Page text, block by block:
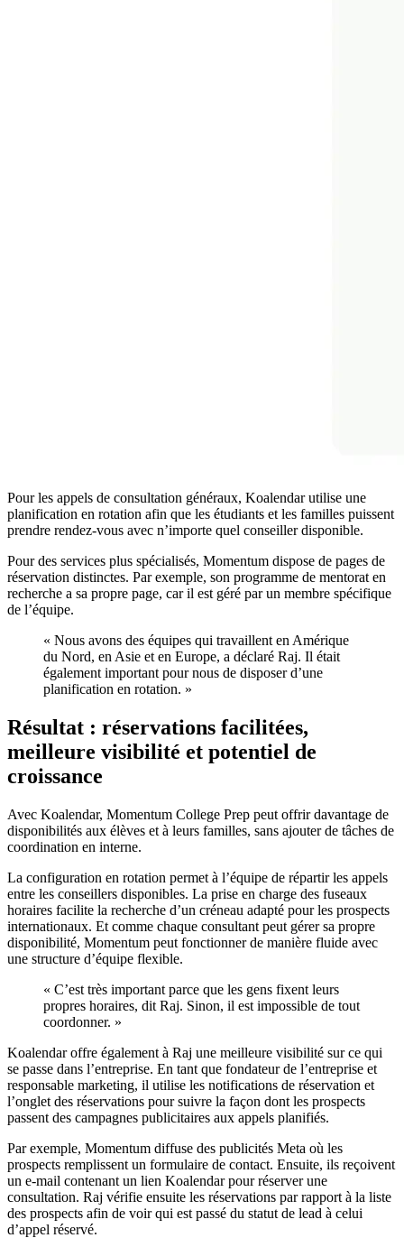
Pour les appels de consultation généraux, Koalendar utilise une
planification en rotation afin que les étudiants et les familles puissent
prendre rendez-vous avec n’importe quel conseiller disponible.
Pour des services plus spécialisés, Momentum dispose de pages de
réservation distinctes. Par exemple, son programme de mentorat en
recherche a sa propre page, car il est géré par un membre spécifique
de l’équipe.
« Nous avons des équipes qui travaillent en Amérique
du Nord, en Asie et en Europe, a déclaré Raj. Il était
également important pour nous de disposer d’une
planification en rotation. »
Résultat : réservations facilitées,
meilleure visibilité et potentiel de
croissance
Avec Koalendar, Momentum College Prep peut offrir davantage de
disponibilités aux élèves et à leurs familles, sans ajouter de tâches de
coordination en interne.
La configuration en rotation permet à l’équipe de répartir les appels
entre les conseillers disponibles. La prise en charge des fuseaux
horaires facilite la recherche d’un créneau adapté pour les prospects
internationaux. Et comme chaque consultant peut gérer sa propre
disponibilité, Momentum peut fonctionner de manière fluide avec
une structure d’équipe flexible.
« C’est très important parce que les gens fixent leurs
propres horaires, dit Raj. Sinon, il est impossible de tout
coordonner. »
Koalendar offre également à Raj une meilleure visibilité sur ce qui
se passe dans l’entreprise. En tant que fondateur de l’entreprise et
responsable marketing, il utilise les notifications de réservation et
l’onglet des réservations pour suivre la façon dont les prospects
passent des campagnes publicitaires aux appels planifiés.
Par exemple, Momentum diffuse des publicités Meta où les
prospects remplissent un formulaire de contact. Ensuite, ils reçoivent
un e-mail contenant un lien Koalendar pour réserver une
consultation. Raj vérifie ensuite les réservations par rapport à la liste
des prospects afin de voir qui est passé du statut de lead à celui
d’appel réservé.